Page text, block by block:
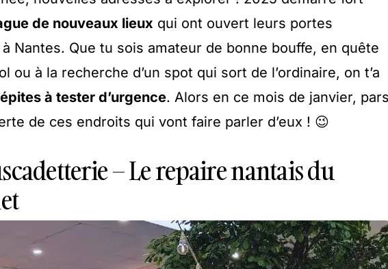
de nouveaux lieux qui ont ouvert leurs portes
Nantes. Que tu sois amateur de bonne bouffe, en quête
ou à la recherche d’un spot qui sort de l’ordinaire, on t’a
à tester d’urgence. Alors en ce mois de janvier,
de ces endroits qui vont faire parler d’eux ! 😉
– Le repaire nantais du